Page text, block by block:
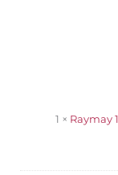
1 × Raymay